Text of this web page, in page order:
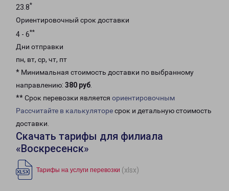
23.8*
Ориентировочный срок доставки
4 - 6**
Дни отправки
пн, вт, ср, чт, пт
* Минимальная стоимость доставки по выбранному
направлению: 380 руб.
** Срок перевозки является ориентировочным
Рассчитайте в калькуляторесрок и детальную стоимость
доставки.
Скачать тарифы для филиала
«Воскресенск»
Тарифы на услуги перевозки (xlsx)